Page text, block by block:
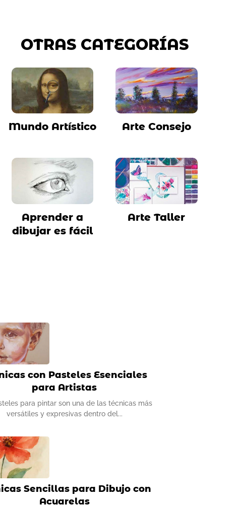
OTRAS CATEGORÍAS
Mundo Artístico
Aprender a
dibujar es fácil
Arte Consejo
Arte Taller
con Pasteles Esenciales
para Artistas
para pintar son una de las técnicas más
versátiles y expresivas dentro del
Sencillas para Dibujo con
Acuarelas